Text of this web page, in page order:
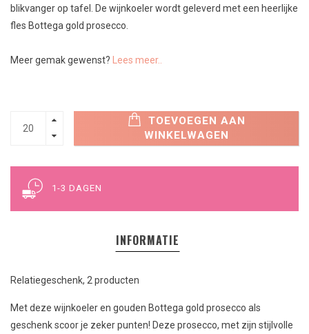
blikvanger op tafel. De wijnkoeler wordt geleverd met een heerlijke
fles Bottega gold prosecco.
Meer gemak gewenst? Lees meer..
TOEVOEGEN AAN
WINKELWAGEN
1-3 DAGEN
INFORMATIE
Relatiegeschenk, 2 producten
Met deze wijnkoeler en gouden Bottega gold prosecco als
geschenk scoor je zeker punten! Deze prosecco, met zijn stijlvolle